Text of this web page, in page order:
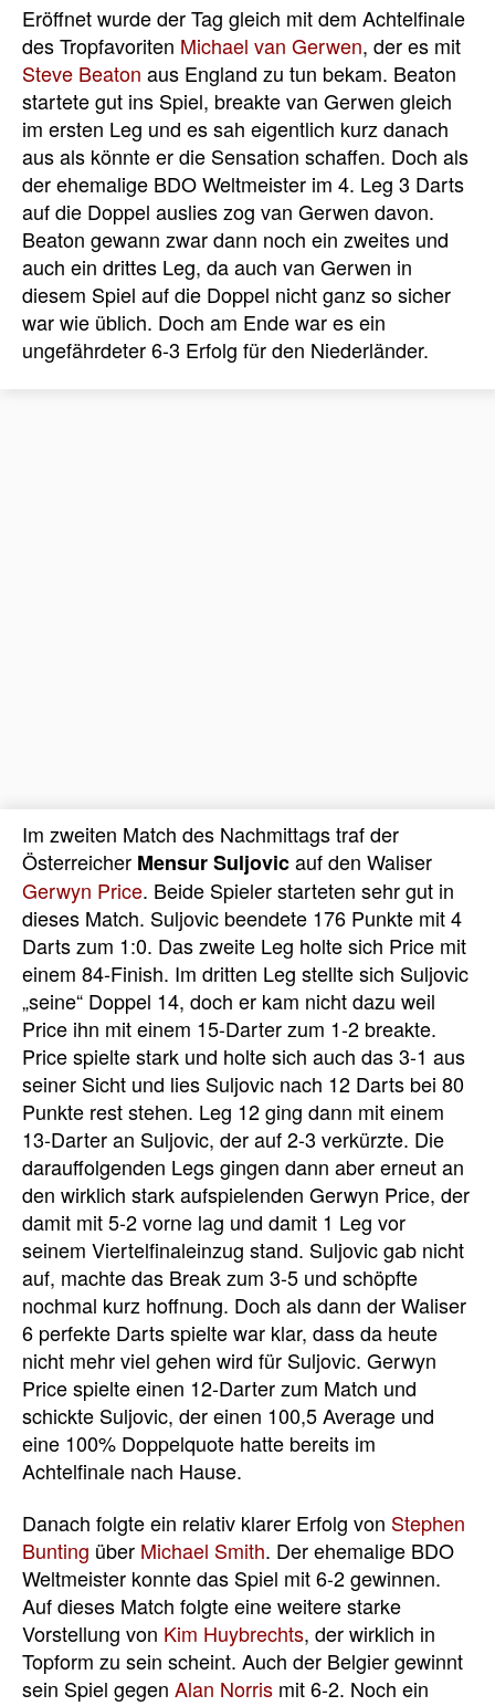
Eröffnet wurde der Tag gleich mit dem Achtelfinale
des Tropfavoriten Michael van Gerwen, der es mit
Steve Beaton aus England zu tun bekam. Beaton
startete gut ins Spiel, breakte van Gerwen gleich
im ersten Leg und es sah eigentlich kurz danach
aus als könnte er die Sensation schaffen. Doch als
der ehemalige BDO Weltmeister im 4. Leg 3 Darts
auf die Doppel auslies zog van Gerwen davon.
Beaton gewann zwar dann noch ein zweites und
auch ein drittes Leg, da auch van Gerwen in
diesem Spiel auf die Doppel nicht ganz so sicher
war wie üblich. Doch am Ende war es ein
ungefährdeter 6-3 Erfolg für den Niederländer.
Im zweiten Match des Nachmittags traf der
Österreicher Mensur Suljovicauf den Waliser
Gerwyn Price. Beide Spieler starteten sehr gut in
dieses Match. Suljovic beendete 176 Punkte mit 4
Darts zum 1:0. Das zweite Leg holte sich Price mit
einem 84-Finish. Im dritten Leg stellte sich Suljovic
„seine“ Doppel 14, doch er kam nicht dazu weil
Price ihn mit einem 15-Darter zum 1-2 breakte.
Price spielte stark und holte sich auch das 3-1 aus
seiner Sicht und lies Suljovic nach 12 Darts bei 80
Punkte rest stehen. Leg 12 ging dann mit einem
13-Darter an Suljovic, der auf 2-3 verkürzte. Die
darauffolgenden Legs gingen dann aber erneut an
den wirklich stark aufspielenden Gerwyn Price, der
damit mit 5-2 vorne lag und damit 1 Leg vor
seinem Viertelfinaleinzug stand. Suljovic gab nicht
auf, machte das Break zum 3-5 und schöpfte
nochmal kurz hoffnung. Doch als dann der Waliser
6 perfekte Darts spielte war klar, dass da heute
nicht mehr viel gehen wird für Suljovic. Gerwyn
Price spielte einen 12-Darter zum Match und
schickte Suljovic, der einen 100,5 Average und
eine 100% Doppelquote hatte bereits im
Achtelfinale nach Hause.
Danach folgte ein relativ klarer Erfolg von Stephen
Bunting über Michael Smith. Der ehemalige BDO
Weltmeister konnte das Spiel mit 6-2 gewinnen.
Auf dieses Match folgte eine weitere starke
Vorstellung von Kim Huybrechts, der wirklich in
Topform zu sein scheint. Auch der Belgier gewinnt
sein Spiel gegen Alan Norris mit 6-2. Noch ein